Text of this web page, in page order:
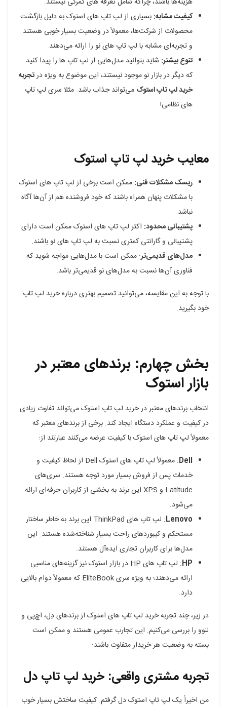
کیفیت مشابه: بسیاری از لپ تاپ های استوک به دلیل بازگشت
محصولات از شرکت‌ها، معمولاً در وضعیت بسیار خوبی هستند
و تجربه‌ای مشابه با لپ تاپ های نو را ارائه می‌دهند.
تنوع بیشتر: شاید بتوانید مدل‌هایی از لپ تاپ ها را پیدا کنید
که دیگر در بازار نو موجود نیستند، این موضوع به ویژه درتجربه
خرید لپ تاپ استوک می‌تواند جذاب باشد. مثلا سری لپ تاپ
های نظامی!
معایب خرید لپ تاپ استوک
ریسک مشکلات فنی: ممکن است برخی از لپ تاپ های استوک
با مشکلات پنهان همراه باشند که خود فروشنده هم از آن‌ها آگاه
نباشد.
پشتیبانی محدود: اکثر لپ تاپ های استوک ممکن است دارای
پشتیبانی و گارانتی کمتری نسبت به لپ تاپ های نو باشند.
مدل‌های قدیمی‌تر: ممکن است با مدل‌هایی مواجه شوید که
فناوری آن‌ها نسبت به مدل‌های نو قدیمی‌تر باشد.
با توجه به این مقایسه، می‌توانید تصمیم بهتری درباره خرید لپ تاپ
خود بگیرید.
بخش چهارم: برندهای معتبر در
بازار استوک
انتخاب برندهای معتبر در خرید لپ تاپ استوک می‌تواند تفاوت زیادی
در کیفیت و عملکرد دستگاه ایجاد کند. برخی از برندهای معتبر که
معمولاً لپ تاپ های استوک با کیفیت عرضه می‌کنند عبارتند از:
Dell
: معمولاً لپ تاپ های استوک Dell از لحاظ کیفیت و
خدمات پس از فروش بسیار مورد توجه هستند. سری‌های
Latitude و XPS این برند به بخشی از کاربران حرفه‌ای ارائه
می‌شود.
Lenovo
: لپ تاپ های ThinkPad این برند به خاطر ساختار
مستحکم و کیبوردهای راحت بسیار شناخته‌شده هستند. این
مدل‌ها برای کاربران تجاری ایده‌آل هستند.
HP
: لپ تاپ های HP در بازار استوک نیز گزینه‌های مناسبی
ارائه می‌دهند؛ به ویژه سری EliteBook که معمولاً دوام بالایی
دارد.
در زیر، چند تجربه خرید لپ تاپ های استوک از برندهای دِل، اچ‌پی و
لنوو را بررسی می‌کنیم. این تجارب عمومی هستند و ممکن است
بسته به وضعیت هر خریدار متفاوت باشند:
تجربه مشتری واقعی: خرید لپ تاپ دل
من اخیراً یک لپ تاپ استوک دل گرفتم. کیفیت ساختش بسیار خوب